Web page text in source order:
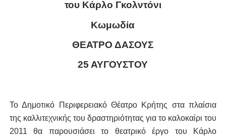
του Κάρλο Γκολντόνι
Κωμωδία
ΘΕΑΤΡΟ ΔΑΣΟΥΣ
25 ΑΥΓΟΥΣΤΟΥ
Το Δημοτικό Περιφερειακό Θέατρο Κρήτης στα πλαίσια
της καλλιτεχνικής του δραστηριότητας για το καλοκαίρι του
2011 θα παρουσιάσει το θεατρικό έργο του Κάρλο